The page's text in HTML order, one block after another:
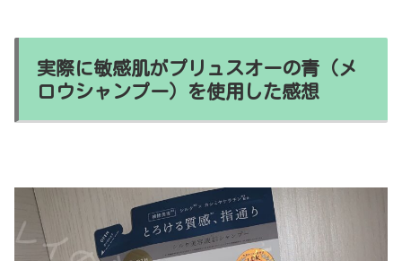
実際に敏感肌がプリュスオーの青（メ
ロウシャンプー）を使用した感想